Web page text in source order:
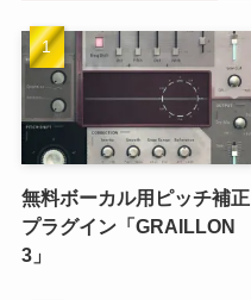
無料ボーカル用ピッチ補正
プラグイン「GRAILLON
3」